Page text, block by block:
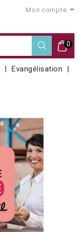
Mon compte
0
Evangélisation